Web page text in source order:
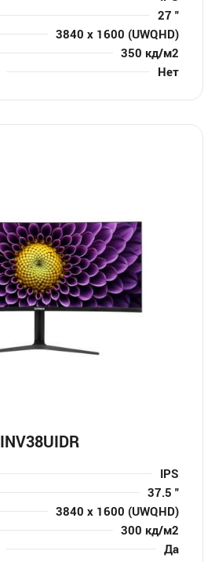
27 "
3840 x 1600 (UWQHD)
350 кд/м2
Нет
INV38UIDR
IPS
37.5 "
3840 x 1600 (UWQHD)
300 кд/м2
Да